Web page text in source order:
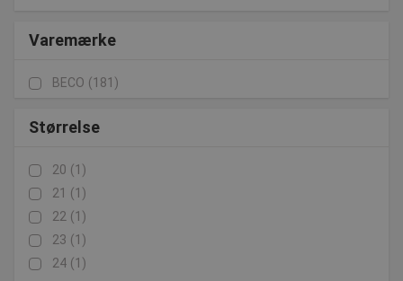
Varemærke
BECO (181)
Størrelse
20 (1)
21 (1)
22 (1)
23 (1)
24 (1)